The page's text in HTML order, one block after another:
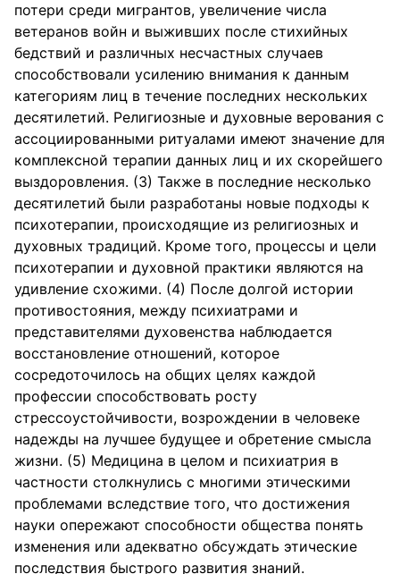
потери среди мигрантов, увеличение числа
ветеранов войн и выживших после стихийных
бедствий и различных несчастных случаев
способствовали усилению внимания к данным
категориям лиц в течение последних нескольких
десятилетий. Религиозные и духовные верования с
ассоциированными ритуалами имеют значение для
комплексной терапии данных лиц и их скорейшего
выздоровления. (3) Также в последние несколько
десятилетий были разработаны новые подходы к
психотерапии, происходящие из религиозных и
духовных традиций. Кроме того, процессы и цели
психотерапии и духовной практики являются на
удивление схожими. (4) После долгой истории
противостояния, между психиатрами и
представителями духовенства наблюдается
восстановление отношений, которое
сосредоточилось на общих целях каждой
профессии способствовать росту
стрессоустойчивости, возрождении в человеке
надежды на лучшее будущее и обретение смысла
жизни. (5) Медицина в целом и психиатрия в
частности столкнулись с многими этическими
проблемами вследствие того, что достижения
науки опережают способности общества понять
изменения или адекватно обсуждать этические
последствия быстрого развития знаний.